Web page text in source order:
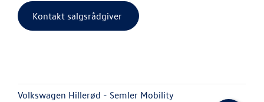
Kontakt salgsrådgiver
Volkswagen Hillerød - Semler Mobility